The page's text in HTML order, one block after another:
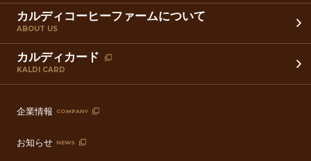
カルディコーヒーファームについて
ABOUT US
カルディカード
KALDI CARD
企業情報 COMPANY
お知らせ NEWS